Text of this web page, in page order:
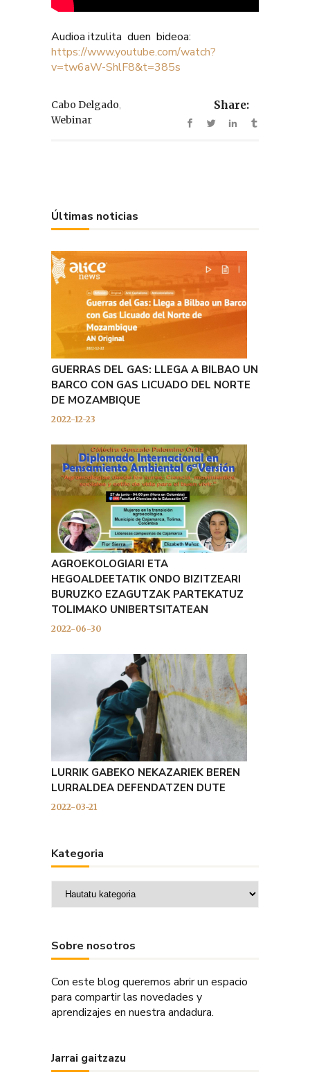
Audioa itzulita duen bideoa:
https://www.youtube.com/watch?
v=tw6aW-ShlF8&t=385s
Cabo Delgado,
Webinar
Share:
Últimas noticias
GUERRAS DEL GAS: LLEGA A BILBAO UN
BARCO CON GAS LICUADO DEL NORTE
DE MOZAMBIQUE
2022-12-23
AGROEKOLOGIARI ETA
HEGOALDEETATIK ONDO BIZITZEARI
BURUZKO EZAGUTZAK PARTEKATUZ
TOLIMAKO UNIBERTSITATEAN
2022-06-30
LURRIK GABEKO NEKAZARIEK BEREN
LURRALDEA DEFENDATZEN DUTE
2022-03-21
Kategoria
Kategoria
Sobre nosotros
Con este blog queremos abrir un espacio
para compartir las novedades y
aprendizajes en nuestra andadura.
Jarrai gaitzazu